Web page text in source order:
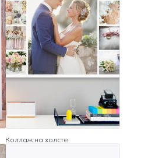
Коллаж на холсте